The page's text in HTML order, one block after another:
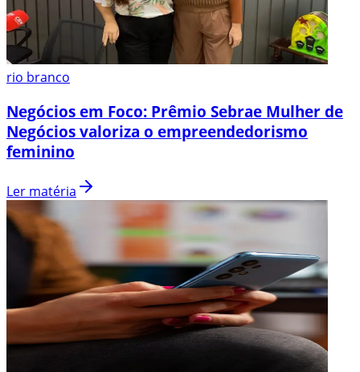
rio branco
Negócios em Foco: Prêmio Sebrae Mulher de
Negócios valoriza o empreendedorismo
feminino
Ler matéria